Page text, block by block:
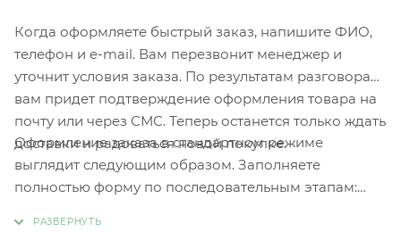
Когда оформляете быстрый заказ, напишите ФИО,
телефон и e-mail. Вам перезвонит менеджер и
уточнит условия заказа. По результатам разговора
вам придет подтверждение оформления товара на
почту или через СМС. Теперь останется только ждать
доставки и радоваться новой покупке.
Оформление заказа в стандартном режиме
выглядит следующим образом. Заполняете
полностью форму по последовательным этапам: